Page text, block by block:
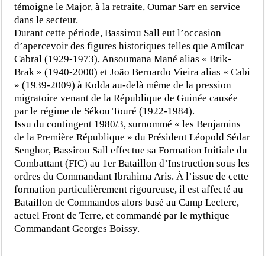
témoigne le Major, à la retraite, Oumar Sarr en service
dans le secteur.
Durant cette période, Bassirou Sall eut l’occasion
d’apercevoir des figures historiques telles que Amílcar
Cabral (1929-1973), Ansoumana Mané alias « Brik-
Brak » (1940-2000) et João Bernardo Vieira alias « Cabi
» (1939-2009) à Kolda au-delà même de la pression
migratoire venant de la République de Guinée causée
par le régime de Sékou Touré (1922-1984).
Issu du contingent 1980/3, surnommé « les Benjamins
de la Première République » du Président Léopold Sédar
Senghor, Bassirou Sall effectue sa Formation Initiale du
Combattant (FIC) au 1er Bataillon d’Instruction sous les
ordres du Commandant Ibrahima Aris. À l’issue de cette
formation particulièrement rigoureuse, il est affecté au
Bataillon de Commandos alors basé au Camp Leclerc,
actuel Front de Terre, et commandé par le mythique
Commandant Georges Boissy.